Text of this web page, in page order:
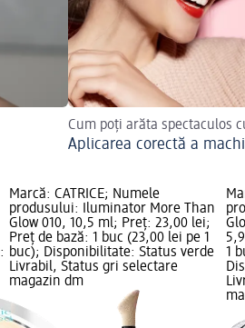
Cum poți arăta spectaculos
Aplicarea corectă a
Marcă: CATRICE; Numele
produsului: Iluminator More Than
Glow 010, 10,5 ml; Preț: 23,00 lei;
Preț de bază: 1 buc (23,00 lei pe 1
buc); Disponibilitate: Status verde
Livrabil, Status gri selectare
magazin dm
1